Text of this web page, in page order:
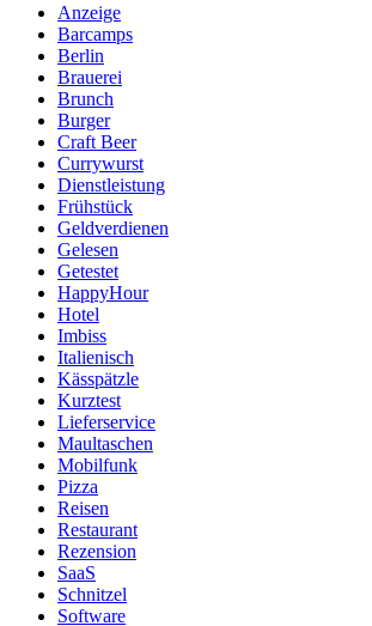
Anzeige
Barcamps
Berlin
Brauerei
Brunch
Burger
Craft Beer
Currywurst
Dienstleistung
Frühstück
Geldverdienen
Gelesen
Getestet
HappyHour
Hotel
Imbiss
Italienisch
Kässpätzle
Kurztest
Lieferservice
Maultaschen
Mobilfunk
Pizza
Reisen
Restaurant
Rezension
SaaS
Schnitzel
Software